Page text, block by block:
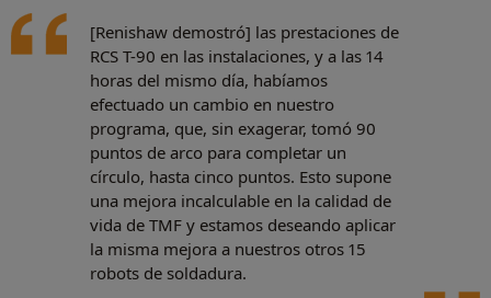
[Renishaw demostró] las prestaciones de
RCS T-90 en las instalaciones, y a las 14
horas del mismo día, habíamos
efectuado un cambio en nuestro
programa, que, sin exagerar, tomó 90
puntos de arco para completar un
círculo, hasta cinco puntos. Esto supone
una mejora incalculable en la calidad de
vida de TMF y estamos deseando aplicar
la misma mejora a nuestros otros 15
robots de soldadura.